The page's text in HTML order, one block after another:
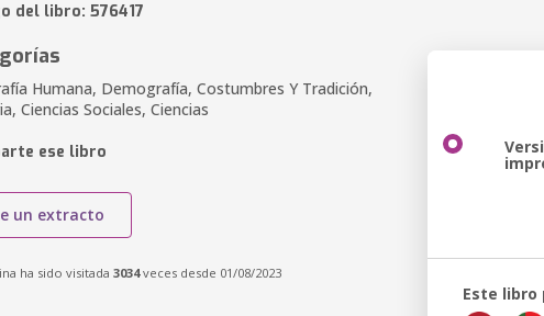
del libro: 576417
Humana, Demografía, Costumbres Y Tradición,
Ciencias Sociales, Ciencias
ese libro
un extracto
ha sido visitada 3034veces desde 01/08/2023
Este libro